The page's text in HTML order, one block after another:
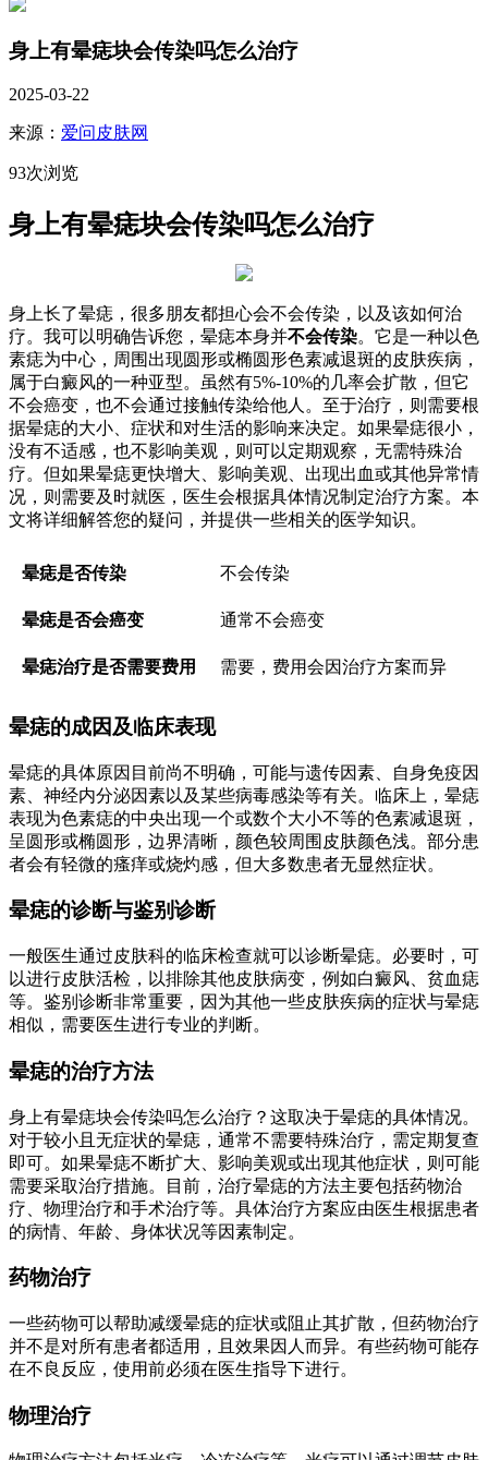
身上有晕痣块会传染吗怎么治疗
2025-03-22
来源： 爱问皮肤网
93次浏览
身上有晕痣块会传染吗怎么治疗
身上长了晕痣，很多朋友都担心会不会传染，以及该如何治
疗。我可以明确告诉您，晕痣本身并不会传染。它是一种以色
素痣为中心，周围出现圆形或椭圆形色素减退斑的皮肤疾病，
属于白癜风的一种亚型。虽然有5%-10%的几率会扩散，但它
不会癌变，也不会通过接触传染给他人。至于治疗，则需要根
据晕痣的大小、症状和对生活的影响来决定。如果晕痣很小，
没有不适感，也不影响美观，则可以定期观察，无需特殊治
疗。但如果晕痣更快增大、影响美观、出现出血或其他异常情
况，则需要及时就医，医生会根据具体情况制定治疗方案。本
文将详细解答您的疑问，并提供一些相关的医学知识。
晕痣是否传染 不会传染
晕痣是否会癌变 通常不会癌变
晕痣治疗是否需要费用 需要，费用会因治疗方案而异
晕痣的成因及临床表现
晕痣的具体原因目前尚不明确，可能与遗传因素、自身免疫因
素、神经内分泌因素以及某些病毒感染等有关。临床上，晕痣
表现为色素痣的中央出现一个或数个大小不等的色素减退斑，
呈圆形或椭圆形，边界清晰，颜色较周围皮肤颜色浅。部分患
者会有轻微的瘙痒或烧灼感，但大多数患者无显然症状。
晕痣的诊断与鉴别诊断
一般医生通过皮肤科的临床检查就可以诊断晕痣。必要时，可
以进行皮肤活检，以排除其他皮肤病变，例如白癜风、贫血痣
等。鉴别诊断非常重要，因为其他一些皮肤疾病的症状与晕痣
相似，需要医生进行专业的判断。
晕痣的治疗方法
身上有晕痣块会传染吗怎么治疗？这取决于晕痣的具体情况。
对于较小且无症状的晕痣，通常不需要特殊治疗，需定期复查
即可。如果晕痣不断扩大、影响美观或出现其他症状，则可能
需要采取治疗措施。目前，治疗晕痣的方法主要包括药物治
疗、物理治疗和手术治疗等。具体治疗方案应由医生根据患者
的病情、年龄、身体状况等因素制定。
药物治疗
一些药物可以帮助减缓晕痣的症状或阻止其扩散，但药物治疗
并不是对所有患者都适用，且效果因人而异。有些药物可能存
在不良反应，使用前必须在医生指导下进行。
物理治疗